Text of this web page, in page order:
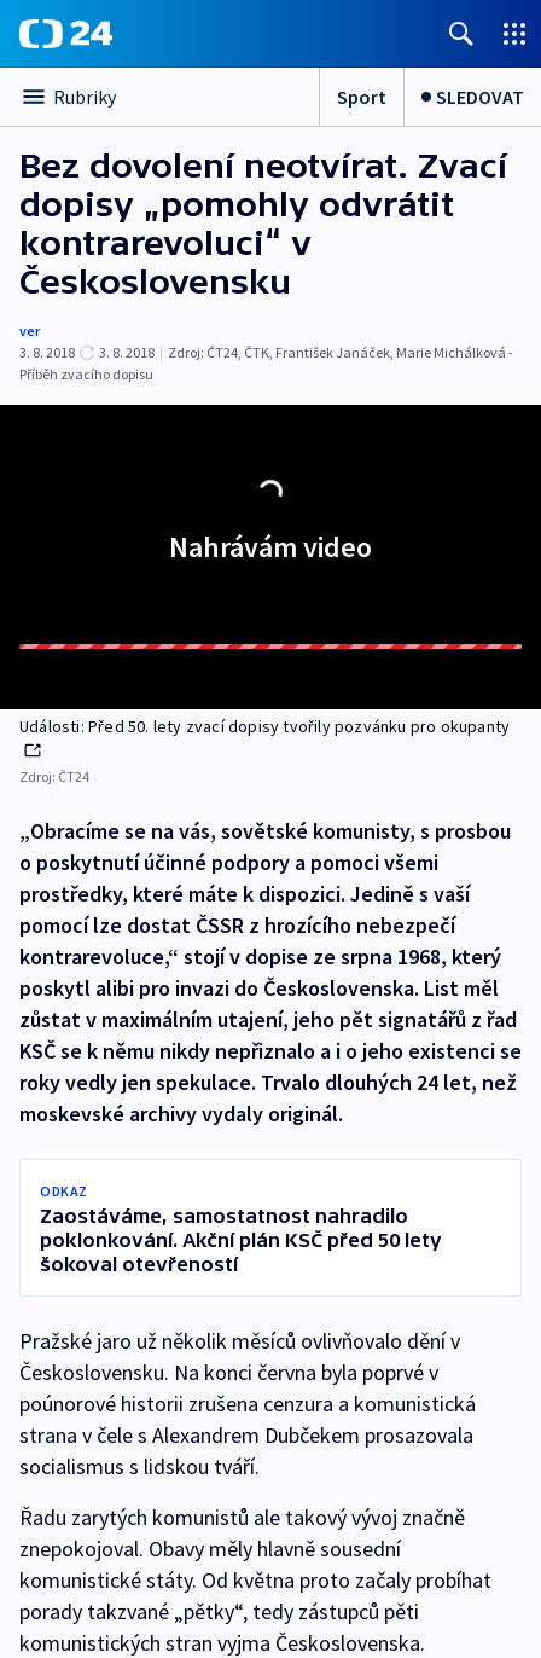
Rubriky Sport SLEDOVAT
Bez dovolení neotvírat. Zvací
dopisy „pomohly odvrátit
kontrarevoluci“ v
Československu
ver
3. 8. 2018
3. 8. 2018 | Zdroj: ČT24, ČTK, František Janáček, Marie Michálková -
Příběh zvacího dopisu
Nahrávám video
Události: Před 50. lety zvací dopisy tvořily pozvánku pro okupanty
Zdroj: ČT24
„Obracíme se na vás, sovětské komunisty, s prosbou
o poskytnutí účinné podpory a pomoci všemi
prostředky, které máte k dispozici. Jedině s vaší
pomocí lze dostat ČSSR z hrozícího nebezpečí
kontrarevoluce,“ stojí v dopise ze srpna 1968, který
poskytl alibi pro invazi do Československa. List měl
zůstat v maximálním utajení, jeho pět signatářů z řad
KSČ se k němu nikdy nepřiznalo a i o jeho existenci se
roky vedly jen spekulace. Trvalo dlouhých 24 let, než
moskevské archivy vydaly originál.
ODKAZ
Zaostáváme, samostatnost nahradilo
poklonkování. Akční plán KSČ před 50 lety
šokoval otevřeností
Pražské jaro už několik měsíců ovlivňovalo dění v
Československu. Na konci června byla poprvé v
poúnorové historii zrušena cenzura a komunistická
strana v čele s Alexandrem Dubčekem prosazovala
socialismus s lidskou tváří.
Řadu zarytých komunistů ale takový vývoj značně
znepokojoval. Obavy měly hlavně sousední
komunistické státy. Od května proto začaly probíhat
porady takzvané „pětky“, tedy zástupců pěti
komunistických stran vyjma Československa.